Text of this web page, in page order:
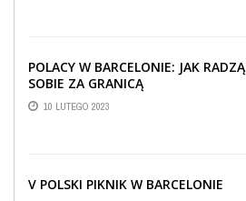
POLACY W BARCELONIE: JAK RADZĄ
SOBIE ZA GRANICĄ
10 LUTEGO 2023
V POLSKI PIKNIK W BARCELONIE